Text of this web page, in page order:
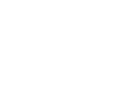
La surface parfaitement
résistante à l'humidité. L'Art
parfait pour les
les peintures et les
(même praticables) de 1
5 mm, mais si vous devez
dans des moules ou des
nous vous recommandons